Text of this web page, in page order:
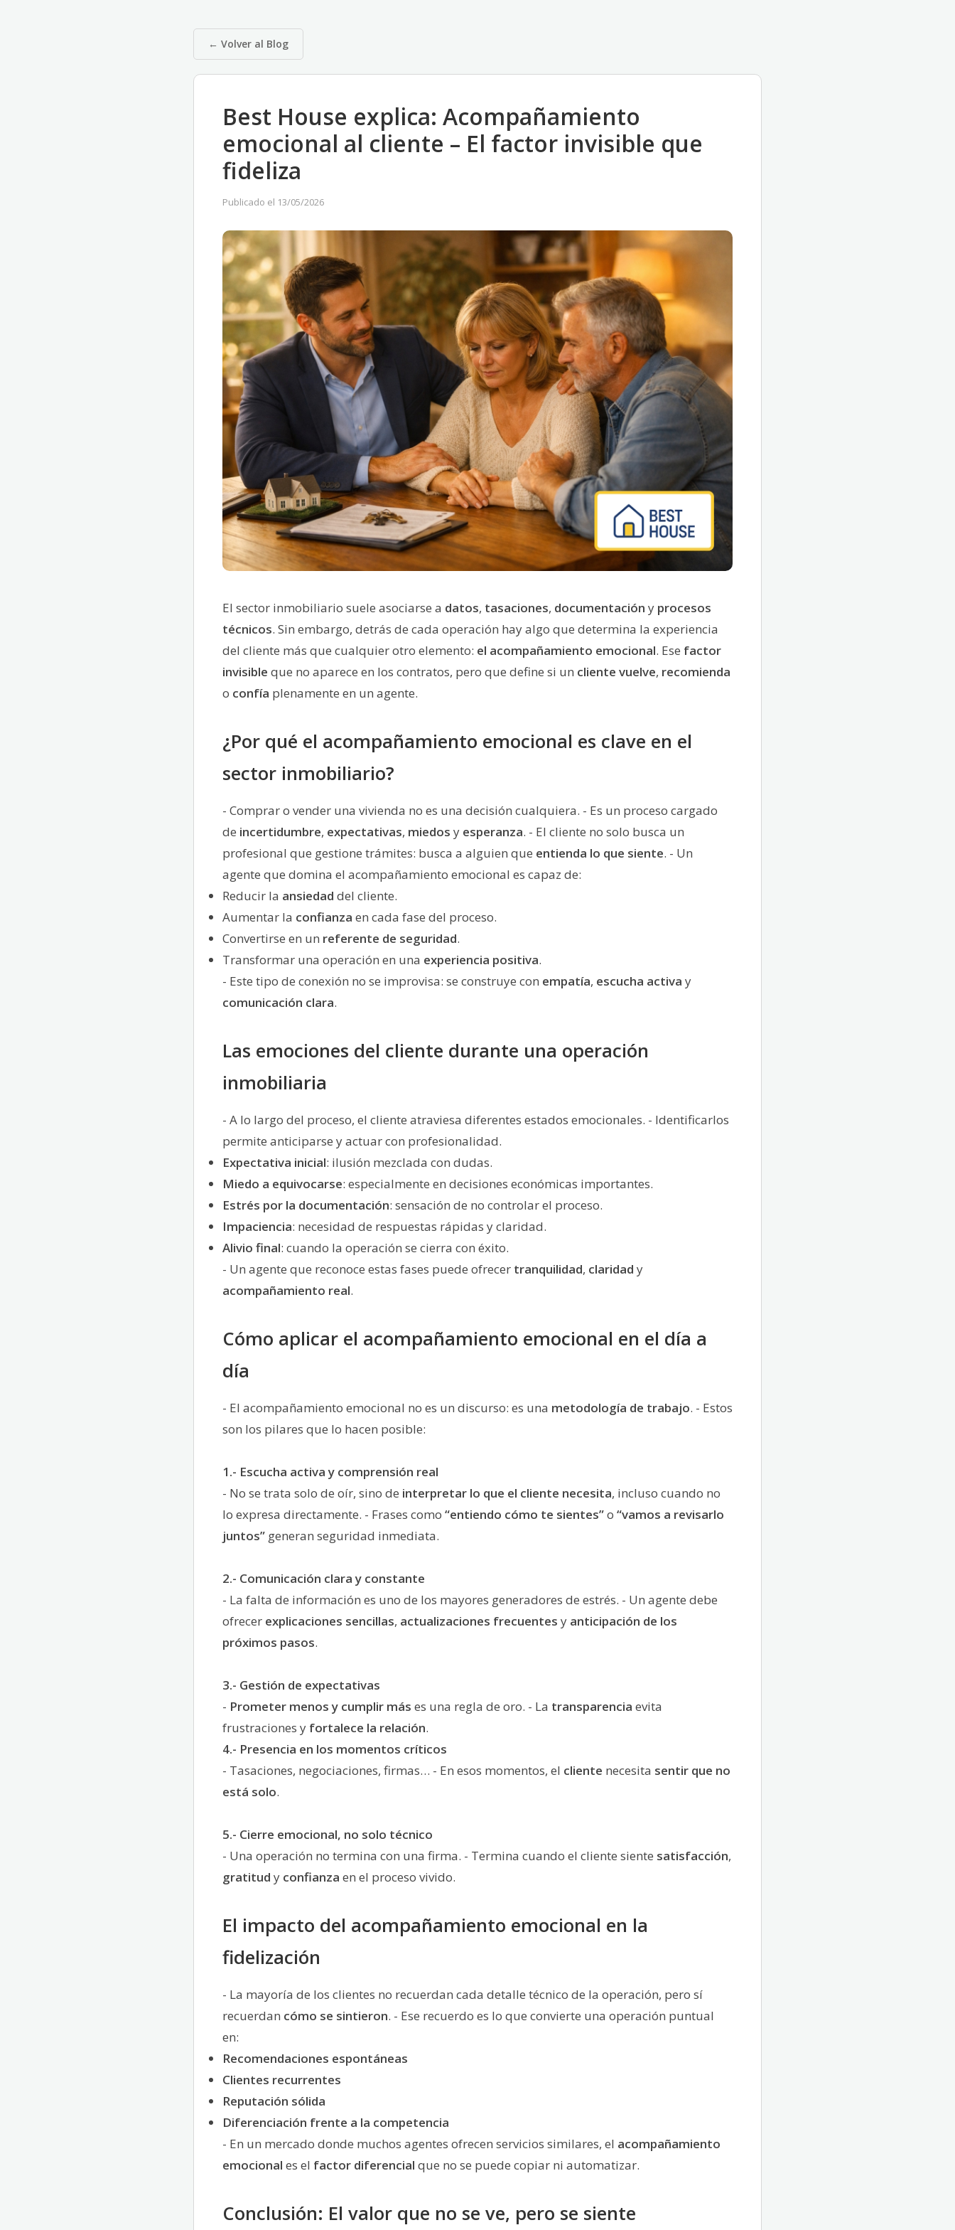
← Volver al Blog
Best House explica: Acompañamiento
emocional al cliente – El factor invisible que
fideliza
Publicado el 13/05/2026
El sector inmobiliario suele asociarse a datos, tasaciones, documentación y procesos
técnicos. Sin embargo, detrás de cada operación hay algo que determina la experiencia
del cliente más que cualquier otro elemento: el acompañamiento emocional. Ese factor
invisible que no aparece en los contratos, pero que define si un cliente vuelve, recomienda
o confía plenamente en un agente.
¿Por qué el acompañamiento emocional es clave en el
sector inmobiliario?
- Comprar o vender una vivienda no es una decisión cualquiera. - Es un proceso cargado
de incertidumbre, expectativas, miedos y esperanza. - El cliente no solo busca un
profesional que gestione trámites: busca a alguien que entienda lo que siente. - Un
agente que domina el acompañamiento emocional es capaz de:
Reducir la ansiedad del cliente.
Aumentar la confianza en cada fase del proceso.
Convertirse en un referente de seguridad.
Transformar una operación en una experiencia positiva.
- Este tipo de conexión no se improvisa: se construye con empatía, escucha activa y
comunicación clara.
Las emociones del cliente durante una operación
inmobiliaria
- A lo largo del proceso, el cliente atraviesa diferentes estados emocionales. - Identificarlos
permite anticiparse y actuar con profesionalidad.
Expectativa inicial: ilusión mezclada con dudas.
Miedo a equivocarse: especialmente en decisiones económicas importantes.
Estrés por la documentación: sensación de no controlar el proceso.
Impaciencia: necesidad de respuestas rápidas y claridad.
Alivio final: cuando la operación se cierra con éxito.
- Un agente que reconoce estas fases puede ofrecer tranquilidad, claridad y
acompañamiento real.
Cómo aplicar el acompañamiento emocional en el día a
día
- El acompañamiento emocional no es un discurso: es una metodología de trabajo. - Estos
son los pilares que lo hacen posible:
1.- Escucha activa y comprensión real
- No se trata solo de oír, sino de interpretar lo que el cliente necesita, incluso cuando no
lo expresa directamente. - Frases como “entiendo cómo te sientes”o “vamos a revisarlo
juntos” generan seguridad inmediata.
2.- Comunicación clara y constante
- La falta de información es uno de los mayores generadores de estrés. - Un agente debe
ofrecer explicaciones sencillas, actualizaciones frecuentes y anticipación de los
próximos pasos.
3.- Gestión de expectativas
- Prometer menos y cumplir más es una regla de oro. - La transparencia evita
frustraciones y fortalece la relación.
4.- Presencia en los momentos críticos
- Tasaciones, negociaciones, firmas… - En esos momentos, el cliente necesita sentir que no
está solo.
5.- Cierre emocional, no solo técnico
- Una operación no termina con una firma. - Termina cuando el cliente siente satisfacción,
gratitud y confianza en el proceso vivido.
El impacto del acompañamiento emocional en la
fidelización
- La mayoría de los clientes no recuerdan cada detalle técnico de la operación, pero sí
recuerdan cómo se sintieron. - Ese recuerdo es lo que convierte una operación puntual
en:
Recomendaciones espontáneas
Clientes recurrentes
Reputación sólida
Diferenciación frente a la competencia
- En un mercado donde muchos agentes ofrecen servicios similares, el acompañamiento
emocional es el factor diferencial que no se puede copiar ni automatizar.
Conclusión: El valor que no se ve, pero se siente